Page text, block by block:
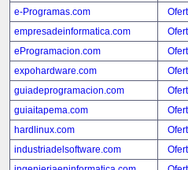
e-Programas.com
empresadeinformatica.com
eProgramacion.com
expohardware.com
guiadeprogramacion.com
guiaitapema.com
hardlinux.com
industriadelsoftware.com